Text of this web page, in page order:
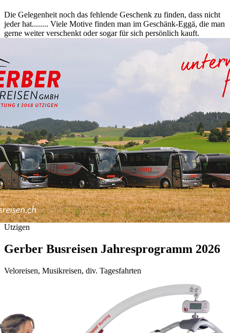
Die Gelegenheit noch das fehlende Geschenk zu finden, dass nicht
jeder hat........ Viele Motive finden man im Geschänk-Eggä, die man
gerne weiter verschenkt oder sogar für sich persönlich kauft.
Utzigen
Gerber Busreisen Jahresprogramm 2026
Veloreisen, Musikreisen, div. Tagesfahrten